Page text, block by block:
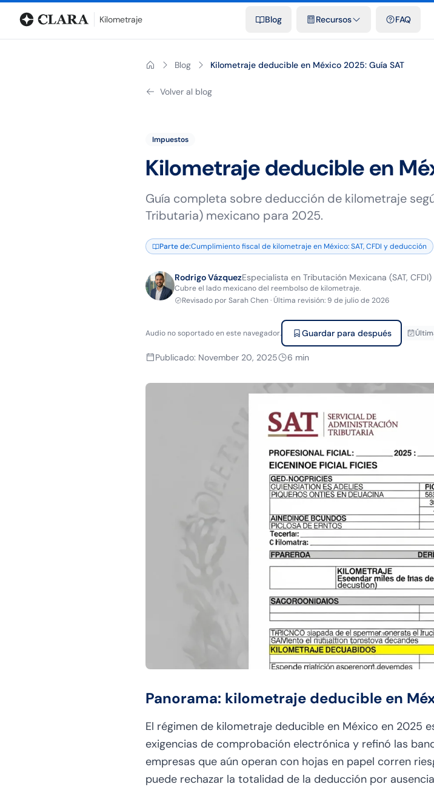
BlogCalculadora de kilometrajeGlosarioDistancias entre ciudadesPlantillas y hojas de cálculo
Kilometraje Blog Recursos FAQ
Blog Kilometraje deducible en México 2025: Guía SAT
Volver al blog
Impuestos
Kilometraje deducible en
Guía completa sobre deducción de kilometraje
Tributaria) mexicano para 2025.
Parte de:Cumplimiento fiscal de kilometraje en México: SAT, CFDI y deducción
Rodrigo VázquezEspecialista en Tributación Mexicana (SAT, CFDI)
Cubre el lado mexicano del reembolso de kilometraje.
Revisado porSarah Chen ·Última revisión:9 de julio de 2026
Audio no soportado en este navegador. Guardar para después
Publicado: November 20, 2025 6 min
Panorama: kilometraje deducible en
El régimen de kilometraje deducible en México en 2025
exigencias de comprobación electrónica y refinó las
empresas que aún operan con hojas en papel corren
puede rechazar la totalidad de la deducción por